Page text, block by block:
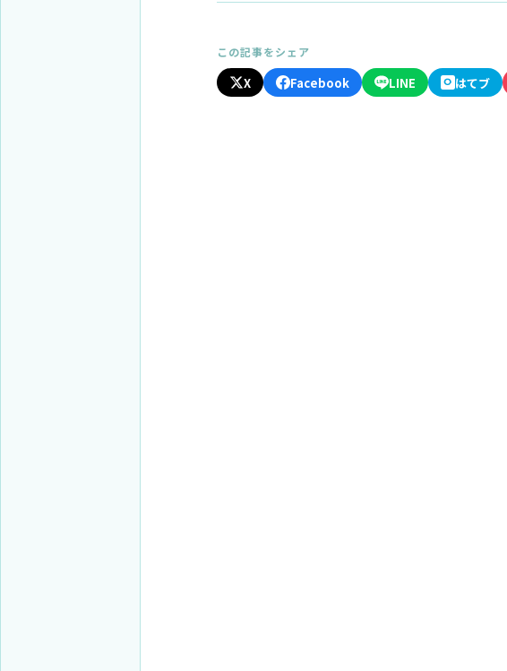
この記事をシェア
X Facebook LINE はてブ